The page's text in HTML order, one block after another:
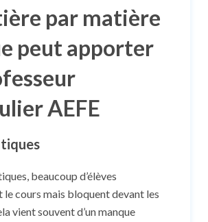
par matière
peut apporter
AEFE
beaucoup d’élèves
le cours mais bloquent devant les
vient souvent d’un manque